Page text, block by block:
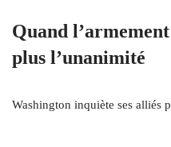
Quand
plus l’unanimité
Washington inquiète ses alliés